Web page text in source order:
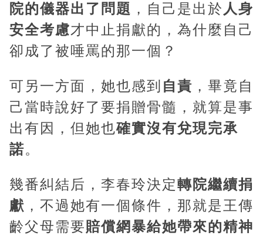
院的儀器出了問題 ，自己是出於 人身
安全考慮才中止捐獻的，為什麼自己
卻成了被唾罵的那一個？
可另一方面，她也感到 自責 ，畢竟自
己當時說好了要捐贈骨髓，就算是事
出有因，但她也確實沒有兌現完承
諾。
幾番糾結后，李春玲決定轉院繼續捐
獻 ，不過她有一個條件，那就是王傳
齡父母需要賠償網暴給她帶來的精神